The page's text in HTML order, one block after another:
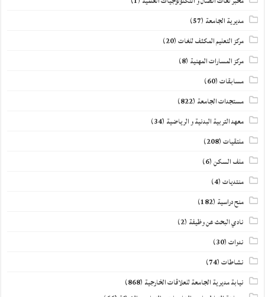
مديرية الجامعة (57)
مركز التعليم المكثف للغات(20)
مركز المسارات المهنية (8)
مسابقات(60)
مستجدات الجامعة (822)
معهد التربية البدنية و الرياضية (34)
ملتقيات(208)
ملف السكن(6)
منتديات(4)
منح دراسية (182)
نادي البحث عن وظيفة (2)
ندوات(30)
نشاطات(74)
نيابة مديرية الجامعة للعلاقات الخارجية (868)